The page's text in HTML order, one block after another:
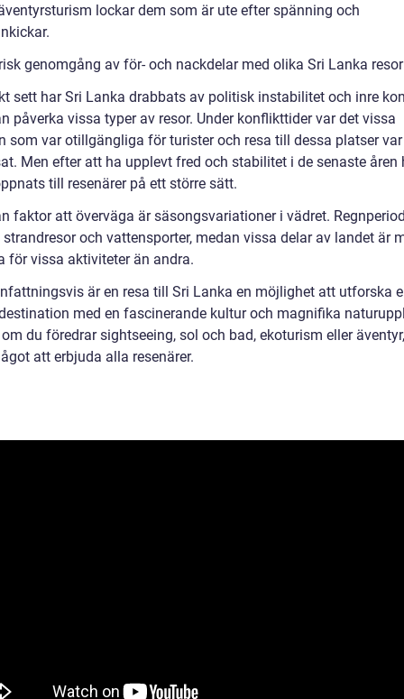
lockar dem som är ute efter spänning och
genomgång av för- och nackdelar med olika Sri Lanka resor
sett har Sri Lanka drabbats av politisk instabilitet och inre
påverka vissa typer av resor. Under konflikttider var det vissa
som var otillgängliga för turister och resa till dessa platser var
Men efter att ha upplevt fred och stabilitet i de senaste åren
till resenärer på ett större sätt.
faktor att överväga är säsongsvariationer i vädret.
och vattensporter, medan vissa delar av landet är
för vissa aktiviteter än andra.
är en resa till Sri Lanka en möjlighet att utforska
med en fascinerande kultur och magnifika
du föredrar sightseeing, sol och bad, ekoturism eller
att erbjuda alla resenärer.